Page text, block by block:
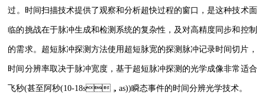
过。时间扫描技术提供了观察和分析超快过程的窗口，是这种技术面
临的挑战在于脉冲生成和检测系统的复杂性，及对高精度同步和控制
的需求。超短脉冲探测方法使用超短脉宽的探测脉冲记录时间切片，
时间分辨率取决于脉冲宽度，基于超短脉冲探测的光学成像非常适合
飞秒(甚至阿秒(10-18s，as))瞬态事件的时间分辨光学技术。